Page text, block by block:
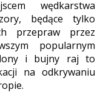
wędkarstwa
będące tylko
przepraw przez
popularnym
i bujny raj to
na odkrywaniu